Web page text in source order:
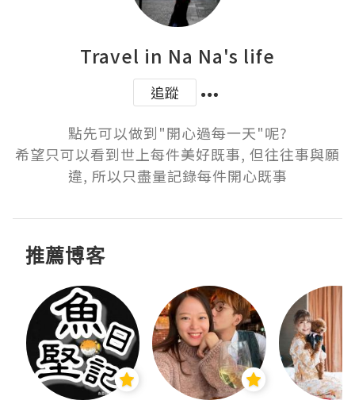
Travel in Na Na's life
追蹤
點先可以做到"開心過每一天"呢?
希望只可以看到世上每件美好既事, 但往往事與願
違, 所以只盡量記錄每件開心既事
推薦博客